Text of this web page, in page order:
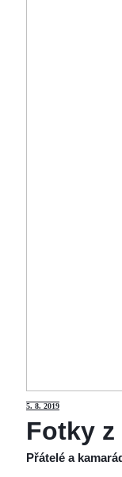
5. 8. 2019
Fotky
Přátelé a